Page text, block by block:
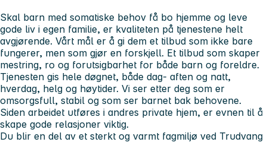
Skal barn med somatiske behov få bo hjemme og leve
gode liv i egen familie, er kvaliteten på tjenestene helt
avgjørende. Vårt mål er å gi dem et tilbud som ikke bare
fungerer, men som gjør en forskjell. Et tilbud som skaper
mestring, ro og forutsigbarhet for både barn og foreldre.
Tjenesten gis hele døgnet, både dag- aften og natt,
hverdag, helg og høytider. Vi ser etter deg som er
omsorgsfull, stabil og som ser barnet bak behovene.
Siden arbeidet utføres i andres private hjem, er evnen til å
skape gode relasjoner viktig.
Du blir en del av et sterkt og varmt fagmiljø ved Trudvang